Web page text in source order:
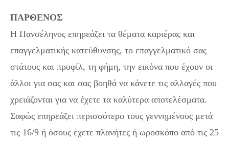
ΠΑΡΘΕΝΟΣ
Η Πανσέληνος επηρεάζει τα θέματα καριέρας και
επαγγελματικής κατεύθυνσης, το επαγγελματικό σας
στάτους και προφίλ, τη φήμη, την εικόνα που έχουν οι
άλλοι για σας και σας βοηθά να κάνετε τις αλλαγές που
χρειάζονται για να έχετε τα καλύτερα αποτελέσματα.
Σαφώς επηρεάζει περισσότερο τους γεννημένους μετά
τις 16/9 ή όσους έχετε πλανήτες ή ωροσκόπο από τις 25